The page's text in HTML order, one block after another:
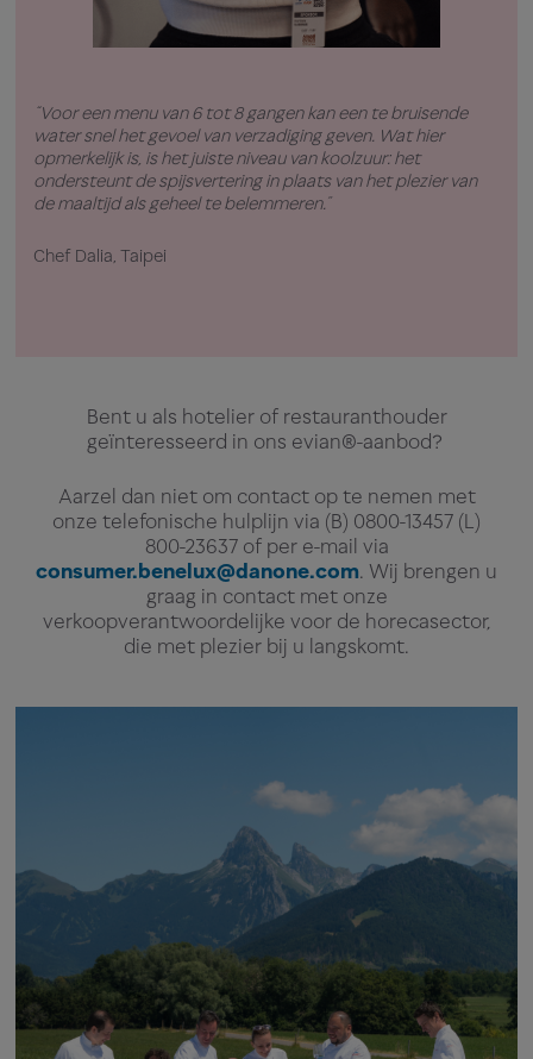
“Voor een menu van 6 tot 8 gangen kan een te bruisende
water snel het gevoel van verzadiging geven. Wat hier
opmerkelijk is, is het juiste niveau van koolzuur: het
ondersteunt de spijsvertering in plaats van het plezier van
de maaltijd als geheel te belemmeren.”
Chef Dalia, Taipei
Bent u als hotelier of restauranthouder
geïnteresseerd in ons evian®-aanbod?
Aarzel dan niet om contact op te nemen met
onze telefonische hulplijn via (B) 0800-13457 (L)
800-23637 of per e-mail via
consumer.benelux@danone.com. Wij brengen u
graag in contact met onze
verkoopverantwoordelijke voor de horecasector,
die met plezier bij u langskomt.